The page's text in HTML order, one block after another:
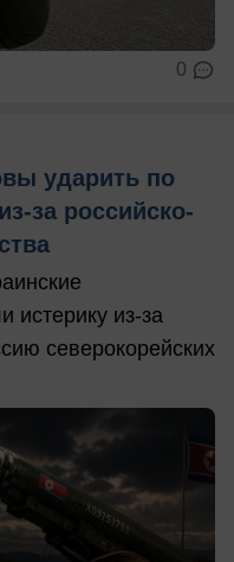
0
ударить по
за российско-
истерику из-за
северокорейских